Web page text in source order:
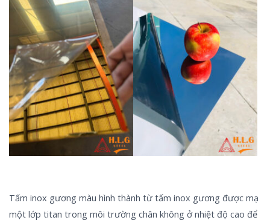
Tấm inox gương màu hình thành từ tấm inox gương được mạ
một lớp titan trong môi trường chân không ở nhiệt độ cao để